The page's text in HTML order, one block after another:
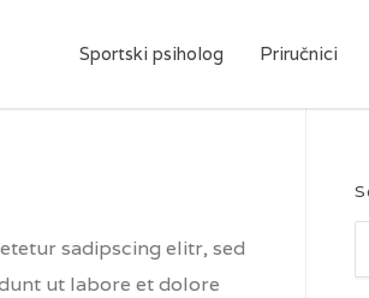
Sportski psiholog Priručnici
sadipscing elitr, sed
ut labore et dolore